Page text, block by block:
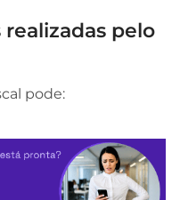
pelo
pode: